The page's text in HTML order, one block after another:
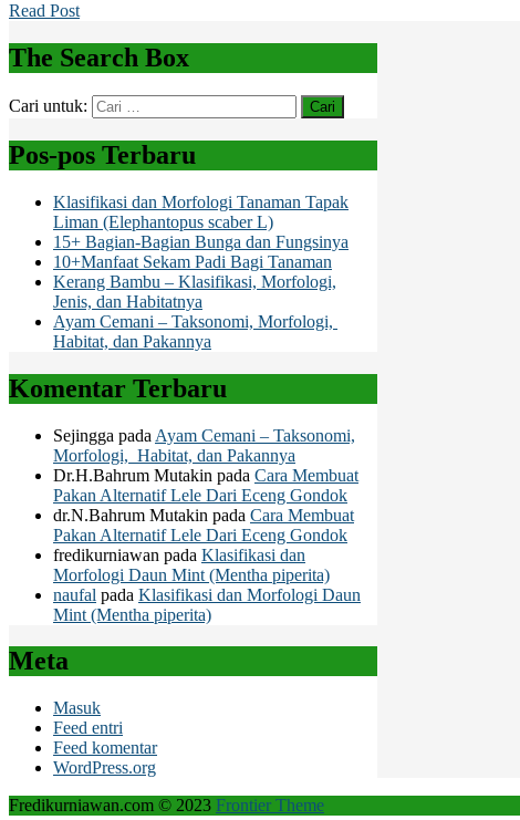
Read Post
The Search Box
Cari untuk:
Pos-pos Terbaru
Klasifikasi dan Morfologi Tanaman Tapak
Liman (Elephantopus scaber L)
15+ Bagian-Bagian Bunga dan Fungsinya
10+Manfaat Sekam Padi Bagi Tanaman
Kerang Bambu – Klasifikasi, Morfologi,
Jenis, dan Habitatnya
Ayam Cemani – Taksonomi, Morfologi,
Habitat, dan Pakannya
Komentar Terbaru
Sejingga pada Ayam Cemani – Taksonomi,
Morfologi, Habitat, dan Pakannya
Dr.H.Bahrum Mutakin pada Cara Membuat
Pakan Alternatif Lele Dari Eceng Gondok
dr.N.Bahrum Mutakin pada Cara Membuat
Pakan Alternatif Lele Dari Eceng Gondok
fredikurniawan pada Klasifikasi dan
Morfologi Daun Mint (Mentha piperita)
naufal pada Klasifikasi dan Morfologi Daun
Mint (Mentha piperita)
Meta
Masuk
Feed entri
Feed komentar
WordPress.org
Fredikurniawan.com © 2023 Frontier Theme